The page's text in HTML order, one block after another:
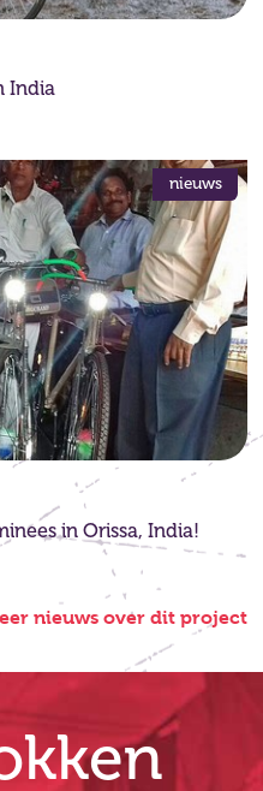
India
nieuws
in Orissa, India!
nieuws over dit project